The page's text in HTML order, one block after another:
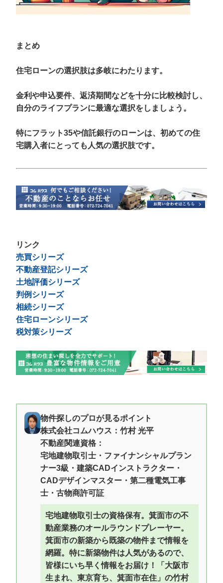
まとめ
住宅ローンの選択肢は多岐にわたります。
金利や申込要件、返済期間などを十分に比較検討し、
自分のライフプランに最適な選択をしましょう。
特にフラット35や信託銀行のローンは、初めての住
宅購入者にとっても人気の選択肢です。
リンク
売買シリーズ
不動産登記シリーズ
土地評価シリーズ
判例シリーズ
相続シリーズ
住宅ローンシリーズ
税対策シリーズ
物件探しのプロが見るポイント
株式会社コムハウス：竹村 光平
不動産関連資格：
宅地建物取引士・ファイナンシャルプラン
ナー3級・建築CADインストラクター・
CADデザインマスター・第二種電気工事
士・古物商許可証
宅地建物取引士の資格保有。箕面市の不
動産業務のオールラウンドプレーヤー。
箕面市の新築から既築の物件まで情報を
網羅。特に新築物件は人気があるので、
皆様にいち早く情報をお届け！「大阪市
生まれ、東京育ち、箕面市在住」の竹村